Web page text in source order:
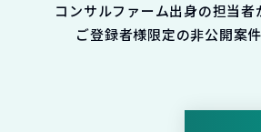
コンサルファーム出身の担当者
ご登録者様限定の非公開案